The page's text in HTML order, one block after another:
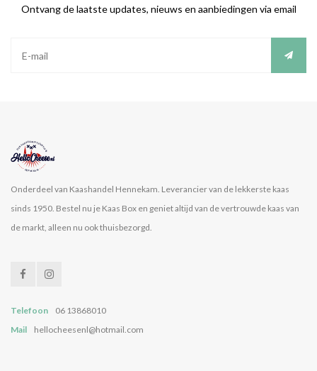
Ontvang de laatste updates, nieuws en aanbiedingen via email
Onderdeel van Kaashandel Hennekam. Leverancier van de lekkerste kaas
sinds 1950. Bestel nu je Kaas Box en geniet altijd van de vertrouwde kaas van
de markt, alleen nu ook thuisbezorgd.
Telefoon
06 13868010
Mail
hellocheesenl@hotmail.com